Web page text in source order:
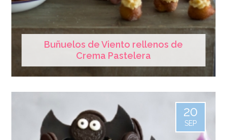
Buñuelos de Viento rellenos de
Crema Pastelera
20
SEP